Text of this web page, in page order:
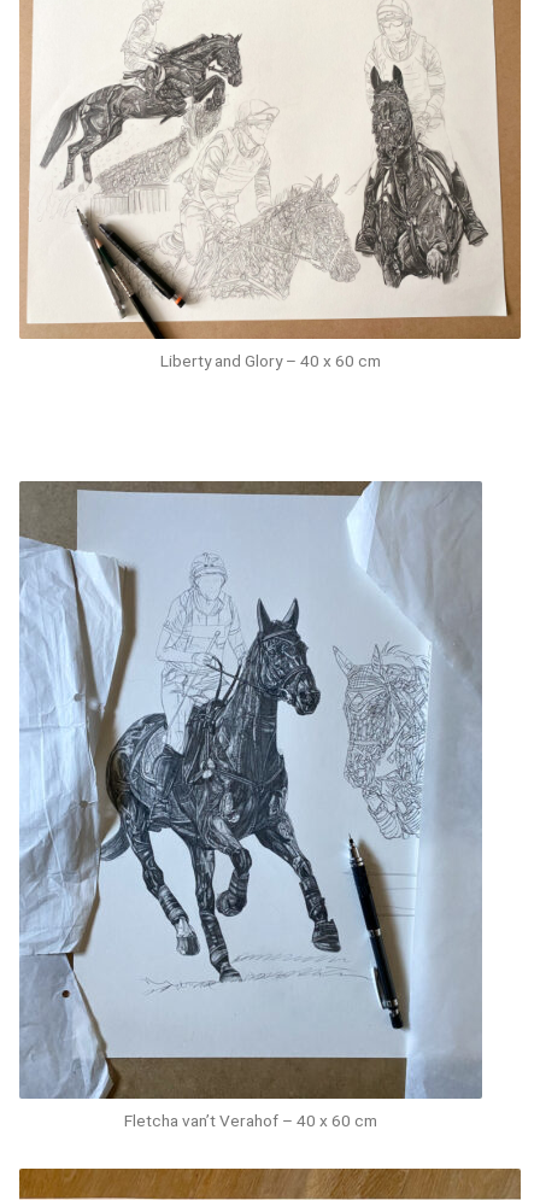
Liberty and Glory – 40 x 60 cm
Fletcha van’t Verahof – 40 x 60 cm